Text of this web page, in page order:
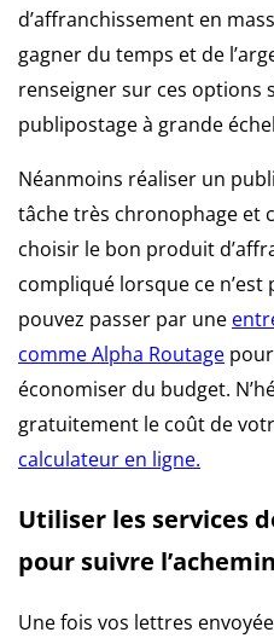
d’affranchissement en
gagner du temps et de
renseigner sur ces options
publipostage à grande
Néanmoins réaliser un
tâche très chronophage et
choisir le bon produit
compliqué lorsque ce
pouvez passer par une
comme Alpha Routage
économiser du budget.
gratuitement le coût de
calculateur en ligne.
Utiliser les services
pour suivre
Une fois vos lettres